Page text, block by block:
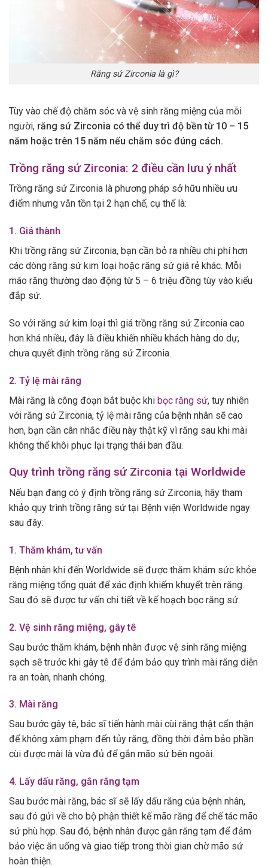
Răng sứ Zirconia là gì?
Tùy vào chế độ chăm sóc và vệ sinh răng miệng của mỗi
người, răng sứ Zirconia có thể duy trì độ bền từ 10 – 15
năm hoặc trên 15 năm nếu chăm sóc đúng cách.
Trồng răng sứ Zirconia: 2 điều cần lưu ý nhất
Trồng răng sứ Zirconia là phương pháp sở hữu nhiều ưu
điểm nhưng vẫn tồn tại 2 hạn chế, cụ thể là:
1. Giá thành
Khi trồng răng sứ Zirconia, bạn cần bỏ ra nhiều chi phí hơn
các dòng răng sứ kim loại hoặc răng sứ giá rẻ khác. Mỗi
mão răng thường dao động từ 5 – 6 triệu đồng tùy vào kiểu
đắp sứ.
So với răng sứ kim loại thì giá trồng răng sứ Zirconia cao
hơn khá nhiều, đây là điều khiến nhiều khách hàng do dự,
chưa quyết định trồng răng sứ Zirconia.
2. Tỷ lệ mài răng
Mài răng là công đoạn bắt buộc khi bọc răng sứ, tuy nhiên
với răng sứ Zirconia, tỷ lệ mài răng của bệnh nhân sẽ cao
hơn, bạn cần cân nhắc điều này thật kỹ vì răng sau khi mài
không thể khôi phục lại trạng thái ban đầu.
Quy trình trồng răng sứ Zirconia tại Worldwide
Nếu bạn đang có ý định trồng răng sứ Zirconia, hãy tham
khảo quy trình trồng răng sứ tại Bệnh viện Worldwide ngay
sau đây:
1. Thăm khám, tư vấn
Bệnh nhân khi đến Worldwide sẽ được thăm khám sức khỏe
răng miệng tổng quát để xác định khiếm khuyết trên răng.
Sau đó sẽ được tư vấn chi tiết về kế hoạch bọc răng sứ.
2. Vệ sinh răng miệng, gây tê
Sau bước thăm khám, bệnh nhân được vệ sinh răng miệng
sạch sẽ trước khi gây tê để đảm bảo quy trình mài răng diễn
ra an toàn, nhanh chóng.
3. Mài răng
Sau bước gây tê, bác sĩ tiến hành mài cùi răng thật cẩn thận
để không xâm phạm đến tủy răng, đồng thời đảm bảo phần
cùi được mài là vừa đủ để gắn mão sứ bên ngoài.
4. Lấy dấu răng, gắn răng tạm
Sau bước mài răng, bác sĩ sẽ lấy dấu răng của bệnh nhân,
sau đó gửi về cho bộ phận thiết kế mão răng để chế tác mão
sứ phù hợp. Sau đó, bệnh nhân được gắn răng tạm để đảm
bảo việc ăn uống và giao tiếp trong thời gian chờ mão sứ
hoàn thiện.